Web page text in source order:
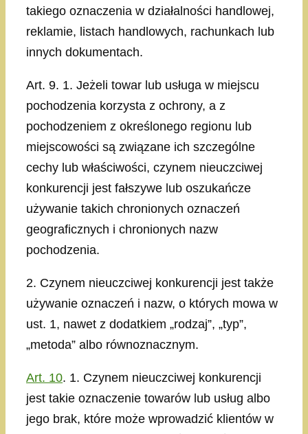
takiego oznaczenia w działalności handlowej,
reklamie, listach handlowych, rachunkach lub
innych dokumentach.
Art. 9. 1. Jeżeli towar lub usługa w miejscu
pochodzenia korzysta z ochrony, a z
pochodzeniem z określonego regionu lub
miejscowości są związane ich szczególne
cechy lub właściwości, czynem nieuczciwej
konkurencji jest fałszywe lub oszukańcze
używanie takich chronionych oznaczeń
geograficznych i chronionych nazw
pochodzenia.
2. Czynem nieuczciwej konkurencji jest także
używanie oznaczeń i nazw, o których mowa w
ust. 1, nawet z dodatkiem „rodzaj”, „typ”,
„metoda” albo równoznacznym.
Art. 10. 1. Czynem nieuczciwej konkurencji
jest takie oznaczenie towarów lub usług albo
jego brak, które może wprowadzić klientów w